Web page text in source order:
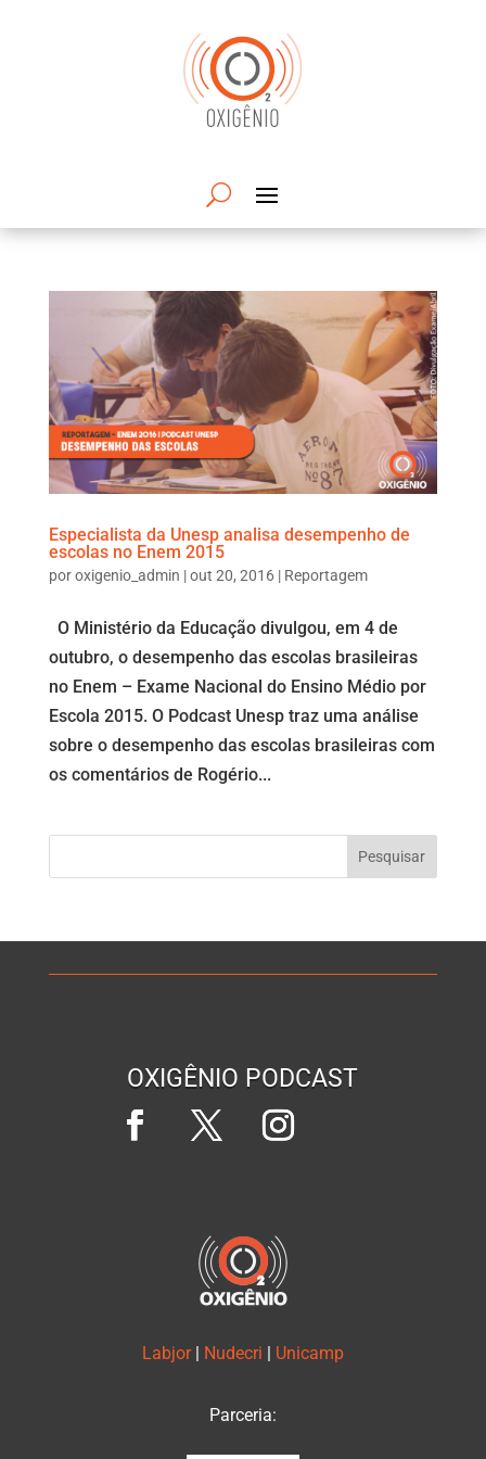
Especialista da Unesp analisa desempenho de
escolas no Enem 2015
poroxigenio_admin |out 20, 2016| Reportagem
O Ministério da Educação divulgou, em 4 de
outubro, o desempenho das escolas brasileiras
no Enem – Exame Nacional do Ensino Médio por
Escola 2015. O Podcast Unesp traz uma análise
sobre o desempenho das escolas brasileiras com
os comentários de Rogério...
OXIGÊNIO PODCAST
Labjor Nudecri Unicamp
Parceria: